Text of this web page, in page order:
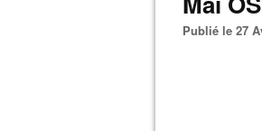
Publié le 27